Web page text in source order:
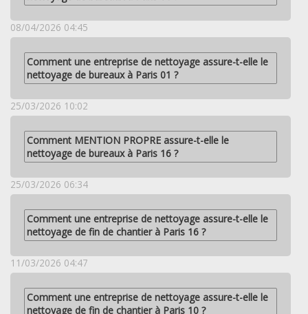
08/04/2026 04:45
Comment une entreprise de nettoyage assure-t-elle le
nettoyage de bureaux à Paris 01 ?
25/03/2026 10:02
Comment MENTION PROPRE assure-t-elle le
nettoyage de bureaux à Paris 16 ?
25/03/2026 06:34
Comment une entreprise de nettoyage assure-t-elle le
nettoyage de fin de chantier à Paris 16 ?
11/03/2026 04:47
Comment une entreprise de nettoyage assure-t-elle le
nettoyage de fin de chantier à Paris 10 ?